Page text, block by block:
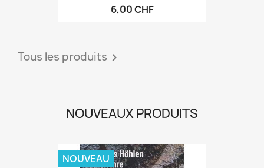
6,00 CHF
Tous les produits 
NOUVEAUX PRODUITS
NOUVEAU